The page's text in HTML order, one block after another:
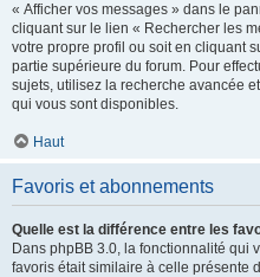
« Afficher vos messages » dans le
cliquant sur le lien « Rechercher les
votre propre profil ou soit en cliquant
partie supérieure du forum. Pour
sujets, utilisez la recherche avancée
qui vous sont disponibles.
Haut
Favoris et abonnements
Quelle est la différence entre les
Dans phpBB 3.0, la fonctionnalité qui
favoris était similaire à celle présente